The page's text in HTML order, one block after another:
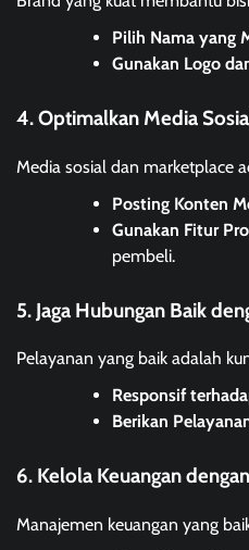
Pilih Nama yang
Gunakan Logo
4. Optimalkan Media
Media sosial dan marketplace
Posting Konten
Gunakan Fitur
pembeli.
5. Jaga Hubungan Baik
Pelayanan yang baik adalah
Responsif
Berikan
6. Kelola Keuangan
Manajemen keuangan yang